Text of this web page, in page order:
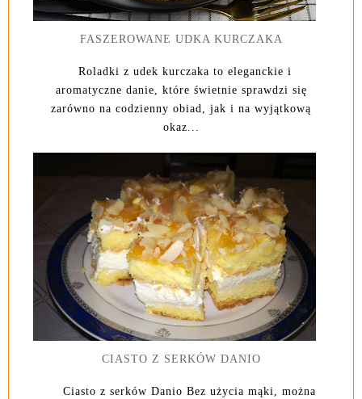
FASZEROWANE UDKA KURCZAKA
Roladki z udek kurczaka to eleganckie i
aromatyczne danie, które świetnie sprawdzi się
zarówno na codzienny obiad, jak i na wyjątkową
okaz...
CIASTO Z SERKÓW DANIO
Ciasto z serków Danio Bez użycia mąki, można